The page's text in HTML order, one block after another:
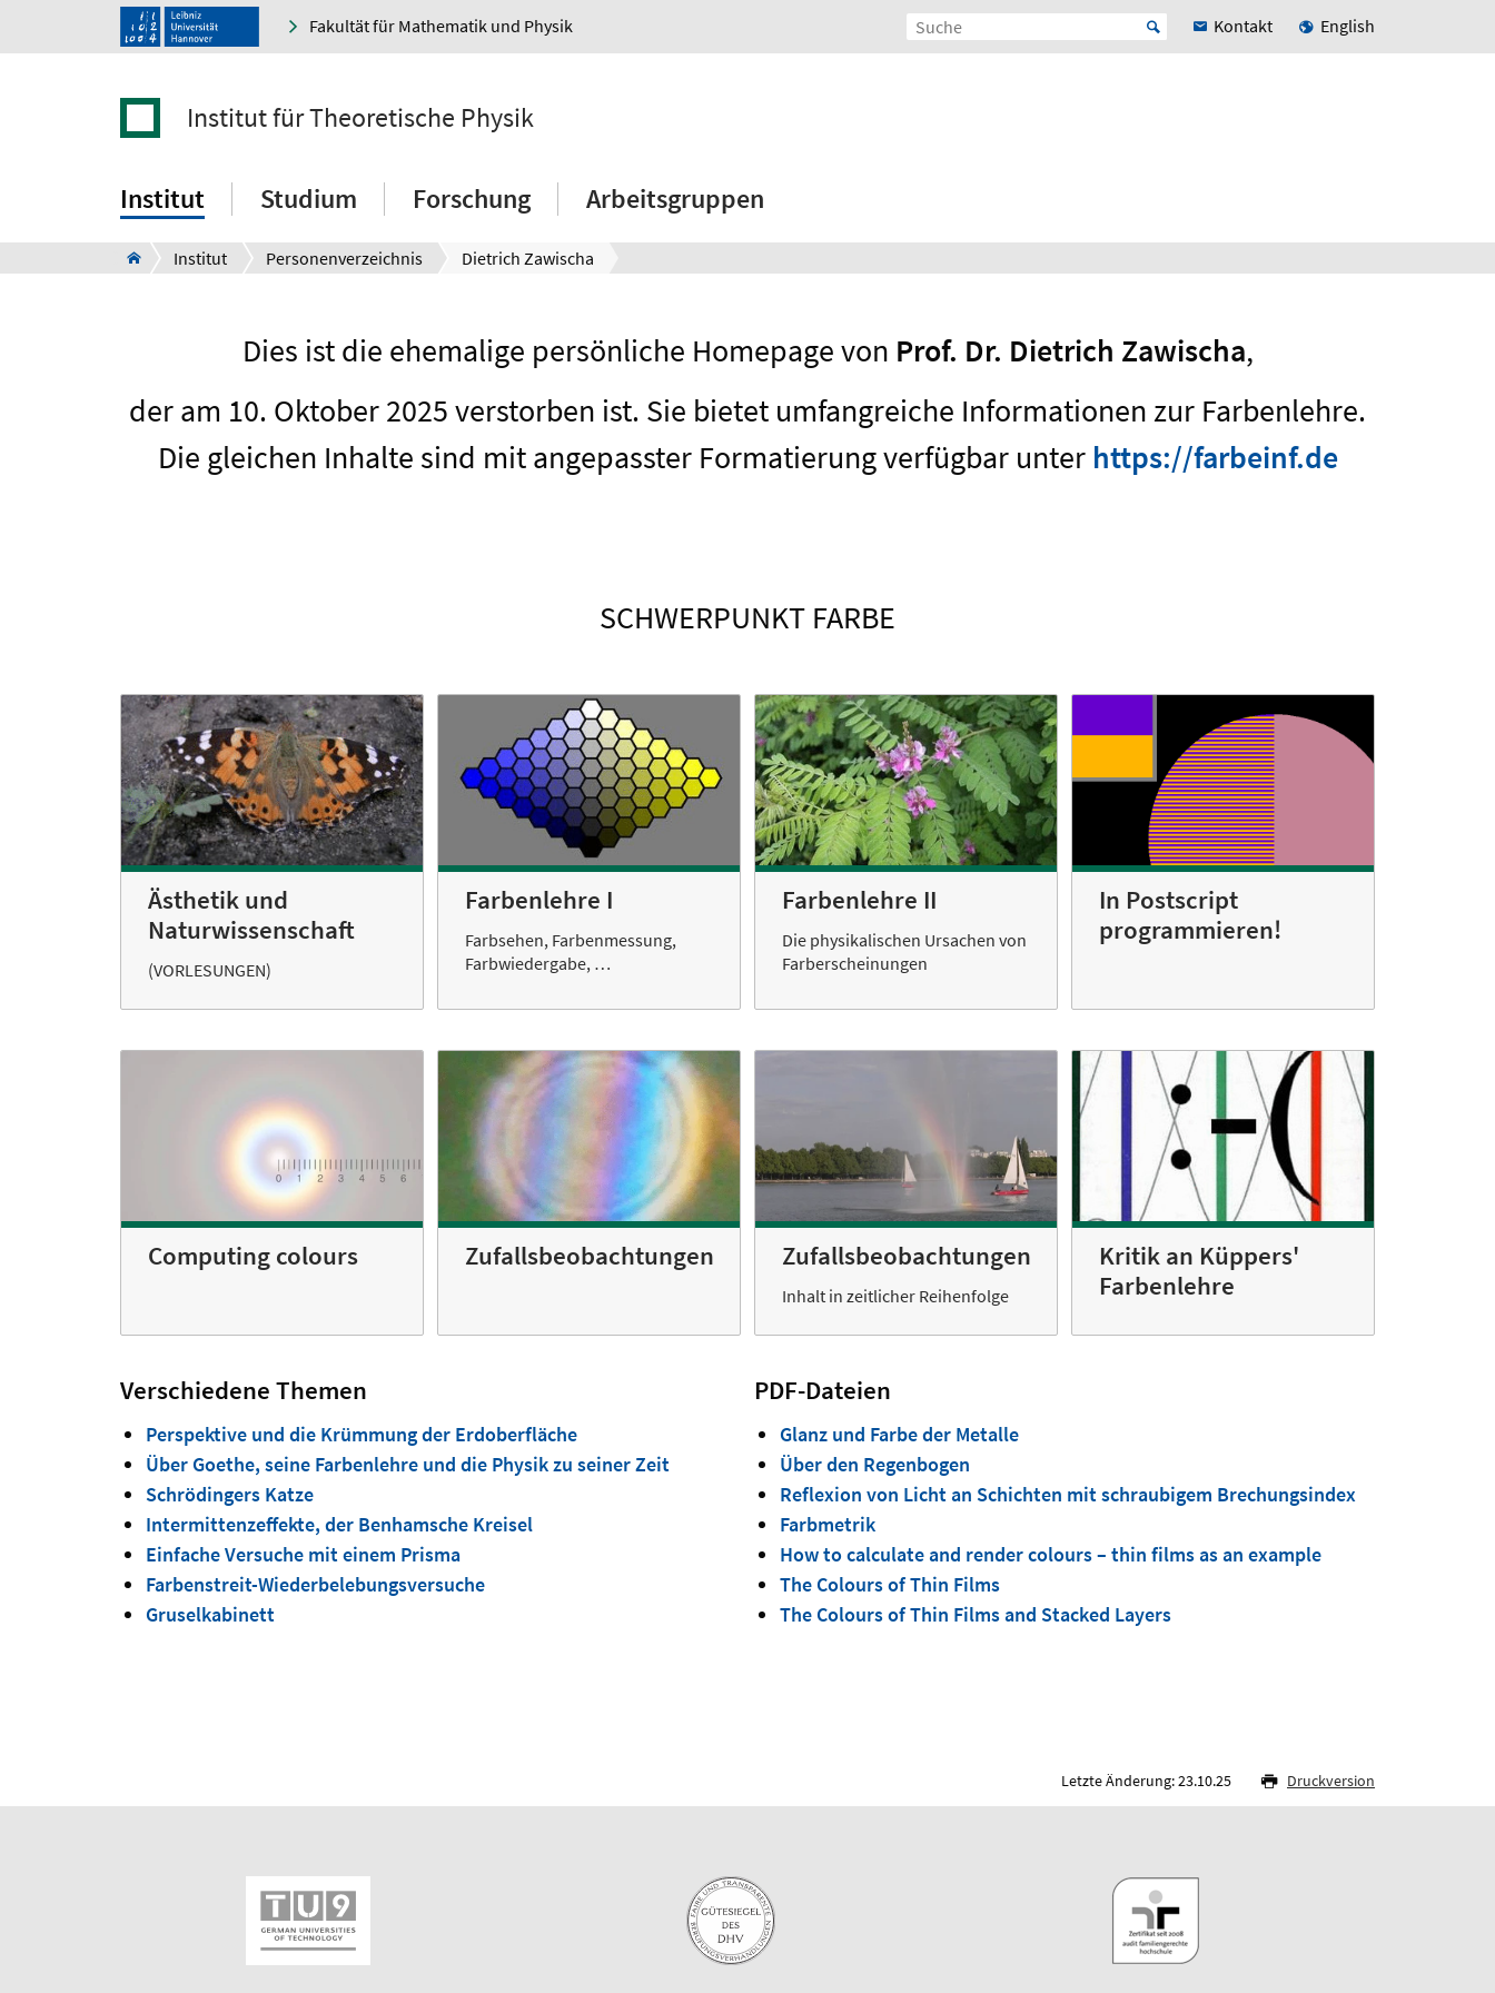
Fakultät für Mathematik und Physik Kontakt English
Institut für Theoretische Physik
Institut Studium Forschung Arbeitsgruppen
Institut Personenverzeichnis Dietrich Zawischa
Dies ist die ehemalige persönliche Homepage von Prof. Dr. Dietrich Zawischa,
der am 10. Oktober 2025 verstorben ist. Sie bietet umfangreiche Informationen zur Farbenlehre.
Die gleichen Inhalte sind mit angepasster Formatierung verfügbar unter https://farbeinf.de
SCHWERPUNKT FARBE
Ästhetik und
Naturwissenschaft
(VORLESUNGEN)
Farbenlehre I
Farbsehen, Farbenmessung,
Farbwiedergabe, …
Farbenlehre II
Die physikalischen Ursachen von
Farberscheinungen
In Postscript
programmieren!
Computing colours Zufallsbeobachtungen Zufallsbeobachtungen
Inhalt in zeitlicher Reihenfolge
Kritik an Küppers'
Farbenlehre
Verschiedene Themen
Perspektive und die Krümmung der Erdoberfläche
Über Goethe, seine Farbenlehre und die Physik zu seiner Zeit
Schrödingers Katze
Intermittenzeffekte, der Benhamsche Kreisel
Einfache Versuche mit einem Prisma
Farbenstreit-Wiederbelebungsversuche
Gruselkabinett
PDF-Dateien
Glanz und Farbe der Metalle
Über den Regenbogen
Reflexion von Licht an Schichten mit schraubigem Brechungsindex
Farbmetrik
How to calculate and render colours – thin films as an example
The Colours of Thin Films
The Colours of Thin Films and Stacked Layers
Letzte Änderung: 23.10.25 Druckversion